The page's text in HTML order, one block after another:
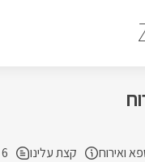
ואירוח קצת עלינו 6 חוות דעת